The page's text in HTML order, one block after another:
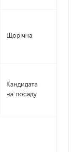
Щорічна
Кандидата
на посаду